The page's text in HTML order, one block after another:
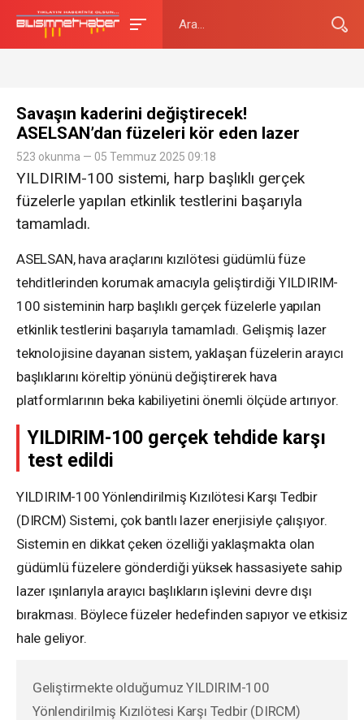
Savaşın kaderini değiştirecek!
ASELSAN’dan füzeleri kör eden lazer
523 okunma — 05 Temmuz 2025 09:18
YILDIRIM-100 sistemi, harp başlıklı gerçek
füzelerle yapılan etkinlik testlerini başarıyla
tamamladı.
ASELSAN, hava araçlarını kızılötesi güdümlü füze
tehditlerinden korumak amacıyla geliştirdiği YILDIRIM-
100 sisteminin harp başlıklı gerçek füzelerle yapılan
etkinlik testlerini başarıyla tamamladı. Gelişmiş lazer
teknolojisine dayanan sistem, yaklaşan füzelerin arayıcı
başlıklarını köreltip yönünü değiştirerek hava
platformlarının beka kabiliyetini önemli ölçüde artırıyor.
YILDIRIM-100 gerçek tehdide karşı
test edildi
YILDIRIM-100 Yönlendirilmiş Kızılötesi Karşı Tedbir
(DIRCM) Sistemi, çok bantlı lazer enerjisiyle çalışıyor.
Sistemin en dikkat çeken özelliği yaklaşmakta olan
güdümlü füzelere gönderdiği yüksek hassasiyete sahip
lazer ışınlarıyla arayıcı başlıkların işlevini devre dışı
bırakması. Böylece füzeler hedefinden sapıyor ve etkisiz
hale geliyor.
Geliştirmekte olduğumuz YILDIRIM-100
Yönlendirilmiş Kızılötesi Karşı Tedbir (DIRCM)